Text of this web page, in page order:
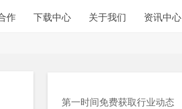
作 下载中心 关于我们 资讯中心
第一时间免费获取行业动态